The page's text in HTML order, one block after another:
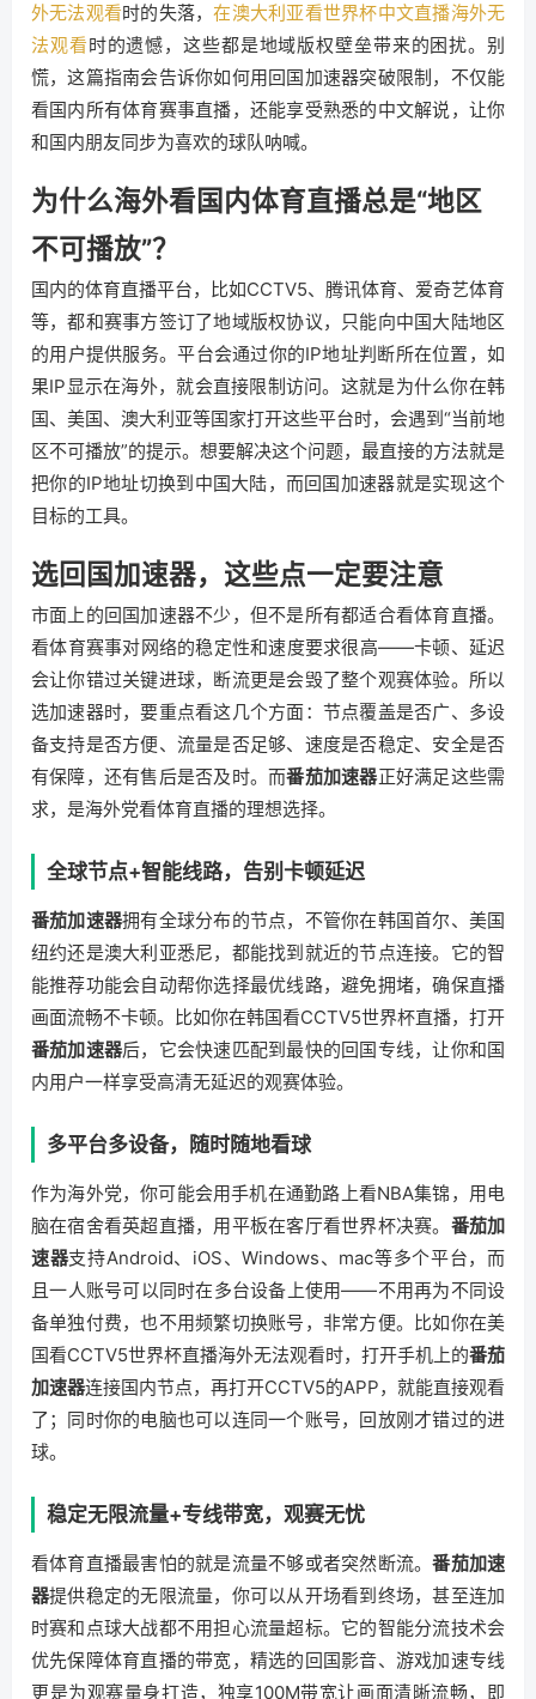
外无法观看时的失落，在澳大利亚看世界杯中文直播海外无
法观看时的遗憾，这些都是地域版权壁垒带来的困扰。别
慌，这篇指南会告诉你如何用回国加速器突破限制，不仅能
看国内所有体育赛事直播，还能享受熟悉的中文解说，让你
和国内朋友同步为喜欢的球队呐喊。
为什么海外看国内体育直播总是“地区
不可播放”？
国内的体育直播平台，比如CCTV5、腾讯体育、爱奇艺体育
等，都和赛事方签订了地域版权协议，只能向中国大陆地区
的用户提供服务。平台会通过你的IP地址判断所在位置，如
果IP显示在海外，就会直接限制访问。这就是为什么你在韩
国、美国、澳大利亚等国家打开这些平台时，会遇到“当前地
区不可播放”的提示。想要解决这个问题，最直接的方法就是
把你的IP地址切换到中国大陆，而回国加速器就是实现这个
目标的工具。
选回国加速器，这些点一定要注意
市面上的回国加速器不少，但不是所有都适合看体育直播。
看体育赛事对网络的稳定性和速度要求很高——卡顿、延迟
会让你错过关键进球，断流更是会毁了整个观赛体验。所以
选加速器时，要重点看这几个方面：节点覆盖是否广、多设
备支持是否方便、流量是否足够、速度是否稳定、安全是否
有保障，还有售后是否及时。而番茄加速器正好满足这些需
求，是海外党看体育直播的理想选择。
全球节点+智能线路，告别卡顿延迟
番茄加速器拥有全球分布的节点，不管你在韩国首尔、美国
纽约还是澳大利亚悉尼，都能找到就近的节点连接。它的智
能推荐功能会自动帮你选择最优线路，避免拥堵，确保直播
画面流畅不卡顿。比如你在韩国看CCTV5世界杯直播，打开
番茄加速器后，它会快速匹配到最快的回国专线，让你和国
内用户一样享受高清无延迟的观赛体验。
多平台多设备，随时随地看球
作为海外党，你可能会用手机在通勤路上看NBA集锦，用电
脑在宿舍看英超直播，用平板在客厅看世界杯决赛。 番茄加
速器支持Android、iOS、Windows、mac等多个平台，而
且一人账号可以同时在多台设备上使用——不用再为不同设
备单独付费，也不用频繁切换账号，非常方便。比如你在美
国看CCTV5世界杯直播海外无法观看时，打开手机上的番茄
加速器连接国内节点，再打开CCTV5的APP，就能直接观看
了；同时你的电脑也可以连同一个账号，回放刚才错过的进
球。
稳定无限流量+专线带宽，观赛无忧
看体育直播最害怕的就是流量不够或者突然断流。番茄加速
器提供稳定的无限流量，你可以从开场看到终场，甚至连加
时赛和点球大战都不用担心流量超标。它的智能分流技术会
优先保障体育直播的带宽，精选的回国影音、游戏加速专线
更是为观赛量身打造，独享100M带宽让画面清晰流畅，即